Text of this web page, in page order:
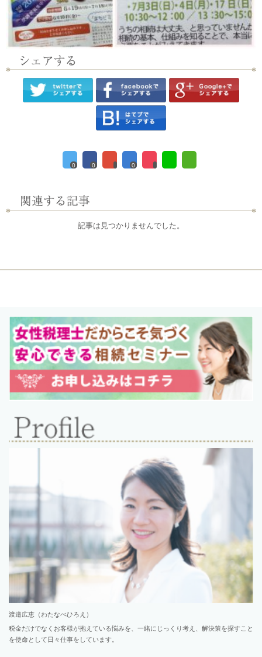
0 0 0
記事は見つかりませんでした。
渡邉広恵（わたなべひろえ）
税金だけでなくお客様が抱えている悩みを、一緒にじっくり考え、解決策を探すこと
を使命として日々仕事をしています。